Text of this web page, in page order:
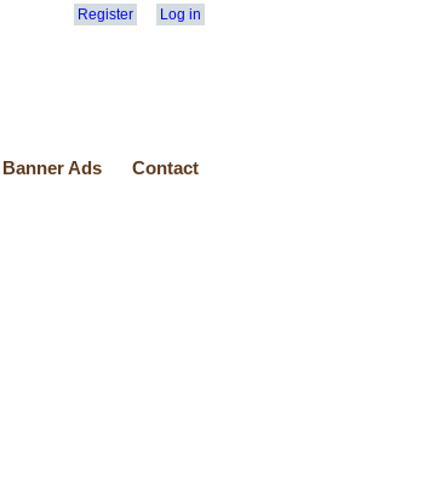
Register Log in
Banner Ads Contact